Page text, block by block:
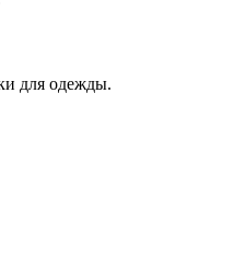
для одежды.